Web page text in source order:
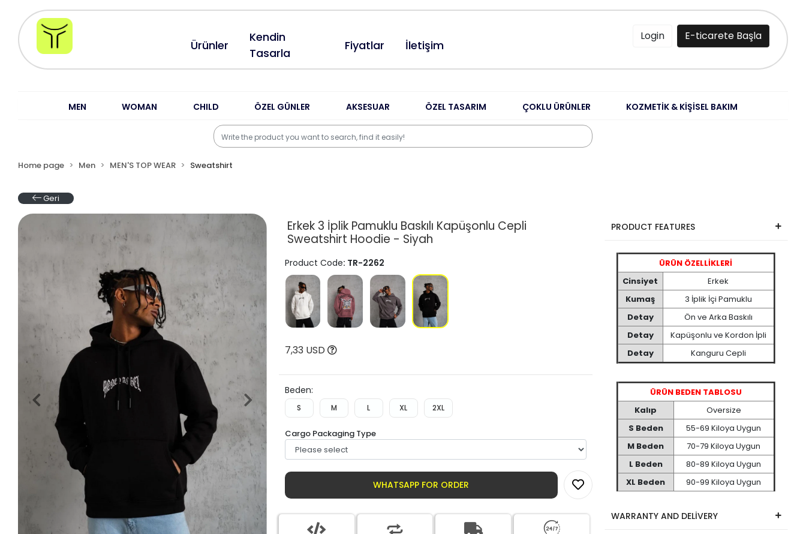
Ürünler
Kendin
Tasarla
Fiyatlar İletişim
Login E-ticarete Başla
MEN WOMAN CHILD ÖZEL GÜNLER AKSESUAR ÖZEL TASARIM ÇOKLU ÜRÜNLER KOZMETİK & KİŞİSEL BAKIM
Home page Men MEN'S TOP WEAR Sweatshirt
Geri
Erkek 3 İplik Pamuklu Baskılı Kapüşonlu Cepli
Sweatshirt Hoodie - Siyah
Product Code: TR-2262
7,33 USD
Beden:
S M L XL 2XL
Cargo Packaging Type
WHATSAPP FOR ORDER
PRODUCT FEATURES
ÜRÜN ÖZELLİKLERİ
Cinsiyet
Erkek
Kumaş
3 İplik İçi Pamuklu
Detay
Ön ve Arka Baskılı
Detay
Kapüşonlu ve Kordon İpli
Detay
Kanguru Cepli
ÜRÜN BEDEN TABLOSU
Kalıp
Oversize
S Beden
55-69 Kiloya Uygun
M Beden
70-79 Kiloya Uygun
L Beden
80-89 Kiloya Uygun
XL Beden
90-99 Kiloya Uygun
WARRANTY AND DELİVERY